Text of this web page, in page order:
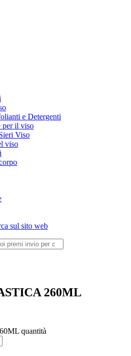
e Detergenti
per il viso
Viso
viso
sul sito web
260ML
quantità